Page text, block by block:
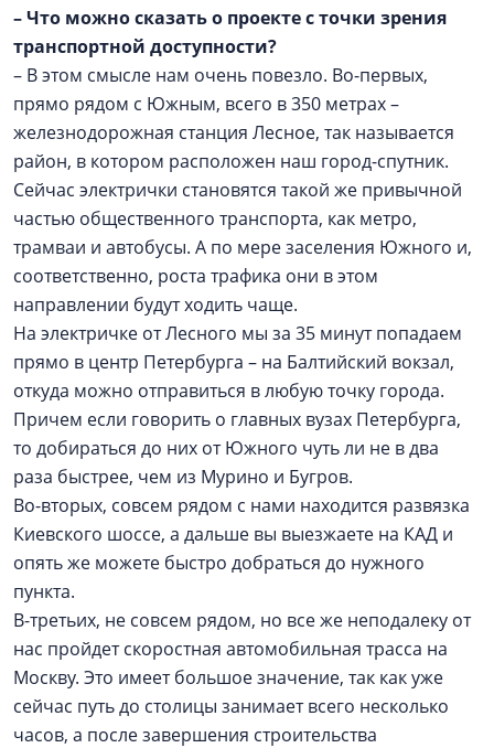
– Что можно сказать о проекте с точки зрения
транспортной доступности?
– В этом смысле нам очень повезло. Во-первых,
прямо рядом с Южным, всего в 350 метрах –
железнодорожная станция Лесное, так называется
район, в котором расположен наш город-спутник.
Сейчас электрички становятся такой же привычной
частью общественного транспорта, как метро,
трамваи и автобусы. А по мере заселения Южного и,
соответственно, роста трафика они в этом
направлении будут ходить чаще.
На электричке от Лесного мы за 35 минут попадаем
прямо в центр Петербурга – на Балтийский вокзал,
откуда можно отправиться в любую точку города.
Причем если говорить о главных вузах Петербурга,
то добираться до них от Южного чуть ли не в два
раза быстрее, чем из Мурино и Бугров.
Во-вторых, совсем рядом с нами находится развязка
Киевского шоссе, а дальше вы выезжаете на КАД и
опять же можете быстро добраться до нужного
пункта.
В-третьих, не совсем рядом, но все же неподалеку от
нас пройдет скоростная автомобильная трасса на
Москву. Это имеет большое значение, так как уже
сейчас путь до столицы занимает всего несколько
часов, а после завершения строительства